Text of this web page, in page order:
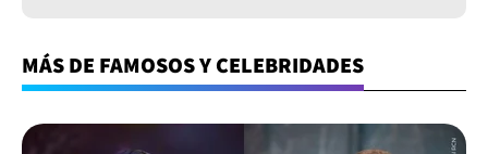
MÁS DE FAMOSOS Y CELEBRIDADES